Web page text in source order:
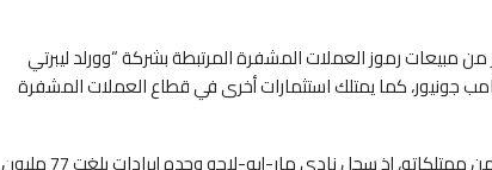
حقق أكثر من 526 مليون دولار من مبيعات رموز العملات المشفرة المرتبطة بشركة “وورلد ليبرتي
جونيور، كما يمتلك استثمارات أخرى في قطاع العملات المشفرة